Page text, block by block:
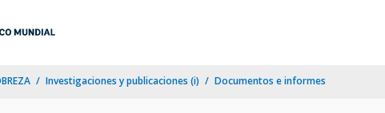
Investigaciones y publicaciones (i) Documentos e informes